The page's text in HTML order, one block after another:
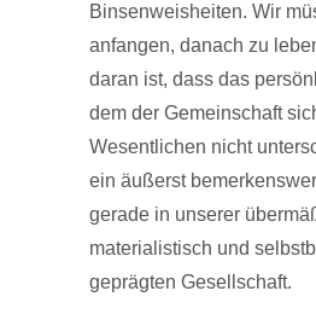
Binsenweisheiten. Wir
anfangen, danach zu
daran ist, dass das
dem der Gemeinschaft
Wesentlichen nicht
ein äußerst
gerade in unserer
materialistisch und
geprägten Gesellschaft.